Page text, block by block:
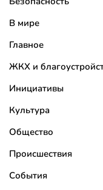
В мире
Главное
ЖКХ и
Инициативы
Культура
Общество
Происшествия
События